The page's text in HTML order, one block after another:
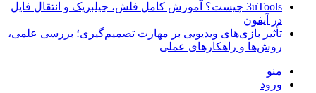
3uTools چیست؟ آموزش کامل فلش، جیلبریک و انتقال فایل
در آیفون
تأثیر بازی‌های ویدیویی بر مهارت تصمیم‌گیری؛ بررسی علمی،
روش‌ها و راهکارهای عملی
منو
ورود